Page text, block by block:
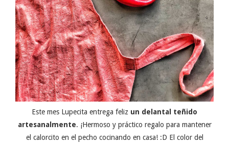
Este mes Lupecita entrega feliz un delantal teñido
artesanalmente. ¡Hermoso y práctico regalo para mantener
el calorcito en el pecho cocinando en casa! :D El color del